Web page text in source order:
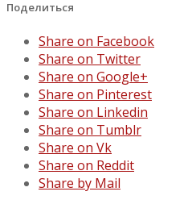
Поделиться
Share on Facebook
Share on Twitter
Share on Google+
Share on Pinterest
Share on Linkedin
Share on Tumblr
Share on Vk
Share on Reddit
Share by Mail